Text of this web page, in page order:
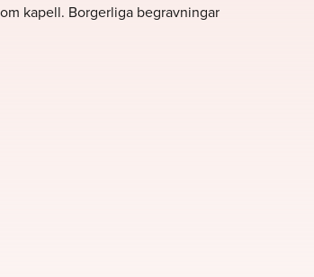
kapell. Borgerliga begravningar